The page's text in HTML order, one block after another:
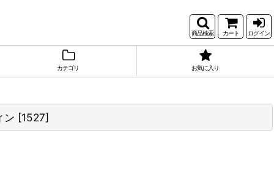
商品検索 カート ログイン
カテゴリ お気に入り
ン [1527]